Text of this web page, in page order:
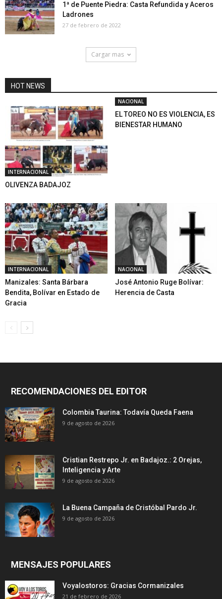
1ª de Puente Piedra: Casta Refundida y Aceros
Ladrones
27 de febrero de 2022
Cargar mas
HOT NEWS
INTERNACIONAL
OLIVENZA BADAJOZ
NACIONAL
EL TOREO NO ES VIOLENCIA, ES
BIENESTAR HUMANO
INTERNACIONAL
Manizales: Santa Bárbara
Bendita, Bolívar en Estado de
Gracia
NACIONAL
José Antonio Ruge Bolívar:
Herencia de Casta
RECOMENDACIONES DEL EDITOR
Colombia Taurina: Todavía Queda Faena
9 de agosto de 2026
Cristian Restrepo Jr. en Badajoz.: 2 Orejas,
Inteligencia y Arte
9 de agosto de 2026
La Buena Campaña de Cristóbal Pardo Jr.
9 de agosto de 2026
MENSAJES POPULARES
Voyalostoros: Gracias Cormanizales
21 de febrero de 2026